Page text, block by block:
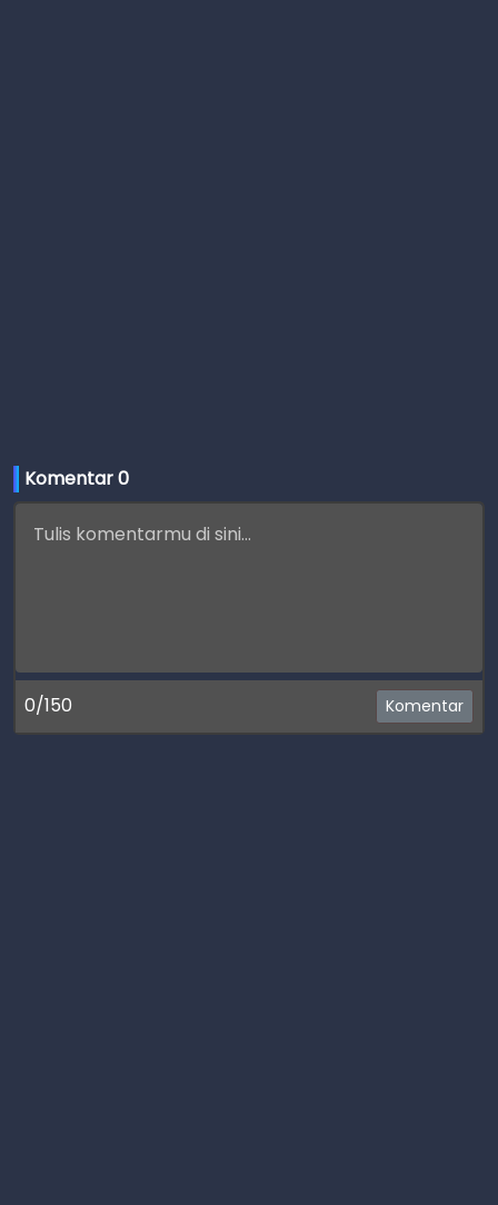
Komentar 0
0/150 Komentar